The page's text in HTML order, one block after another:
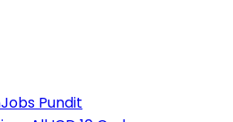
Jobs Pundit